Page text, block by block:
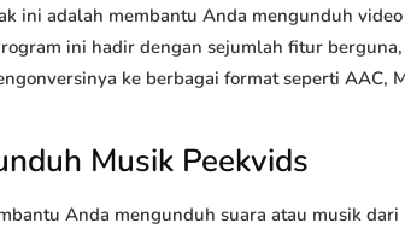
ini adalah membantu Anda mengunduh
ini hadir dengan sejumlah fitur
ke berbagai format seperti AAC,
Musik Peekvids
Anda mengunduh suara atau musik